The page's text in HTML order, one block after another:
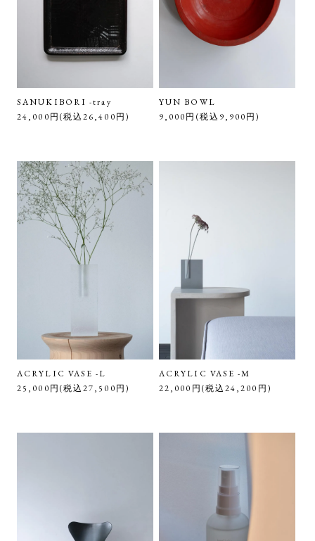
SANUKIBORI -tray
24,000円(税込26,400円)
YUN BOWL
9,000円(税込9,900円)
ACRYLIC VASE -L
25,000円(税込27,500円)
ACRYLIC VASE -M
22,000円(税込24,200円)